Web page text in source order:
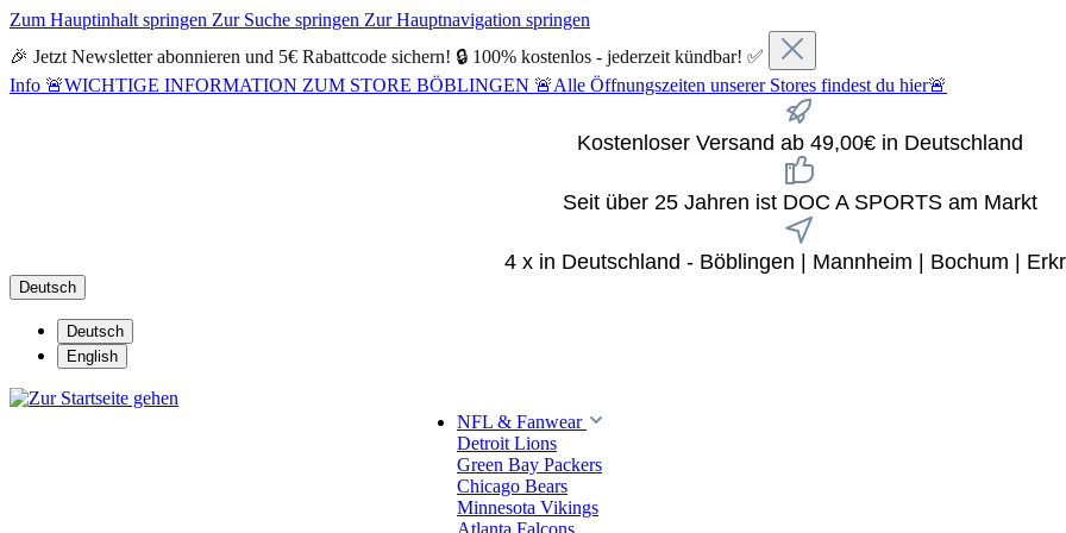
Zum Hauptinhalt springen Zur Suche springen Zur Hauptnavigation springen
🎉 Jetzt Newsletter abonnieren und 5€ Rabattcode sichern! 🔒 100% kostenlos - jederzeit kündbar! ✅
Info 🚨WICHTIGE INFORMATION ZUM STORE BÖBLINGEN 🚨Alle Öffnungszeiten unserer Stores findest du hier🚨
Kostenloser Versand ab 49,00€ in Deutschland
Seit über 25 Jahren ist DOC A SPORTS am Markt
4 x in Deutschland - Böblingen | Mannheim | Bochum |
Deutsch
Deutsch
English
NFL & Fanwear
Detroit Lions
Green Bay Packers
Chicago Bears
Minnesota Vikings
Atlanta Falcons